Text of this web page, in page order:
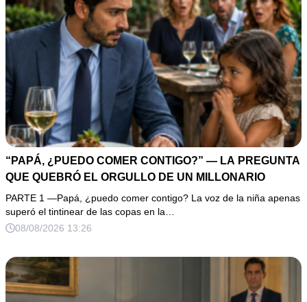
“PAPÁ, ¿PUEDO COMER CONTIGO?” — LA PREGUNTA
QUE QUEBRÓ EL ORGULLO DE UN MILLONARIO
PARTE 1 —Papá, ¿puedo comer contigo? La voz de la niña apenas
superó el tintinear de las copas en la…
08/08/2026 13:26